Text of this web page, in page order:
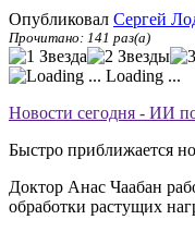
Опубликовал Сергей
Прочитано: 141 раз(а)
Loading ...
Новости сегодня - ИИ
Быстро приближается
Доктор Анас Чаабан
обработки растущих